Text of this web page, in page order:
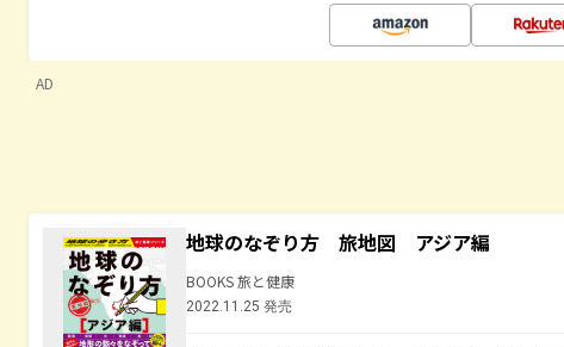
AD
地球のなぞり方 旅地図 アジア編
BOOKS 旅と健康
2022.11.25 発売